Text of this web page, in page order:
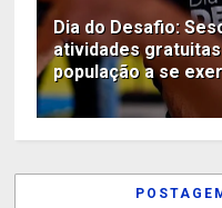
Dia do Desafio:
atividades
população a se